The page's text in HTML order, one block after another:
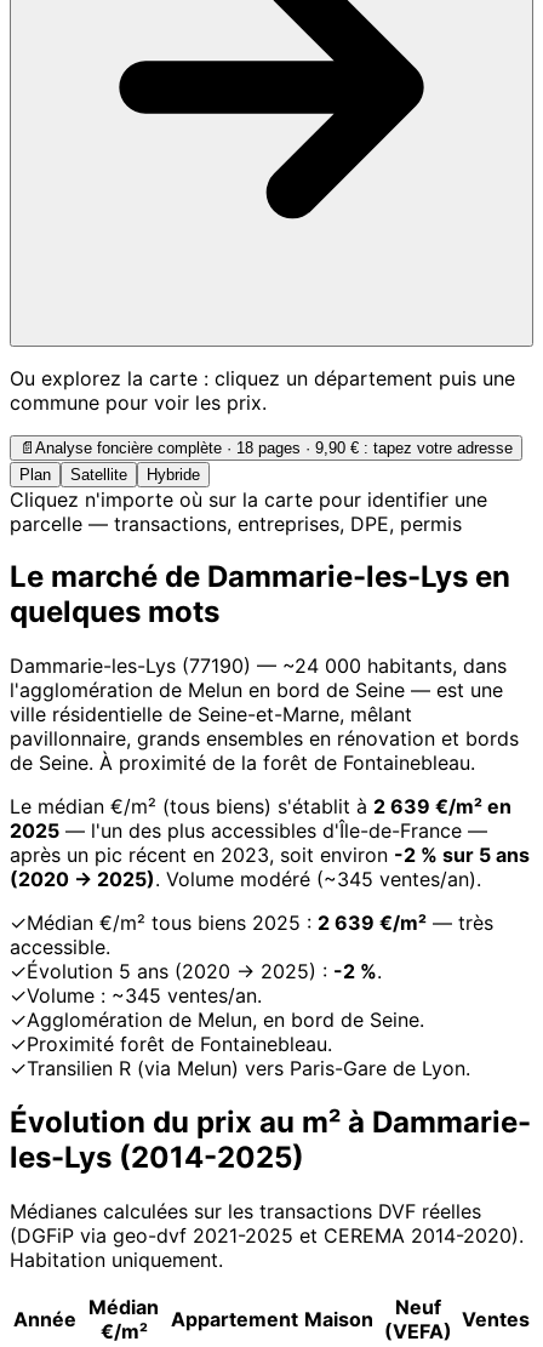
Ou explorez la carte : cliquez un département puis une
commune pour voir les prix.
📄 Analyse foncière complète · 18 pages · 9,90 € : tapez votre adresse
Plan
Satellite Hybride
Cliquez n'importe où sur la carte pour identifier une
parcelle — transactions, entreprises, DPE, permis
Le marché de Dammarie-les-Lys en
quelques mots
Dammarie-les-Lys (77190) — ~24 000 habitants, dans
l'agglomération de Melun en bord de Seine — est une
ville résidentielle de Seine-et-Marne, mêlant
pavillonnaire, grands ensembles en rénovation et bords
de Seine. À proximité de la forêt de Fontainebleau.
Le médian €/m² (tous biens) s'établit à 2 639 €/m² en
2025 — l'un des plus accessibles d'Île-de-France —
après un pic récent en 2023, soit environ -2 % sur 5 ans
(2020 → 2025). Volume modéré (~345 ventes/an).
✓Médian €/m² tous biens 2025 : 2 639 €/m² — très
accessible.
✓Évolution 5 ans (2020 → 2025) : -2 %.
✓Volume : ~345 ventes/an.
✓Agglomération de Melun, en bord de Seine.
✓Proximité forêt de Fontainebleau.
✓Transilien R (via Melun) vers Paris-Gare de Lyon.
Évolution du prix au m² à Dammarie-
les-Lys (2014-2025)
Médianes calculées sur les transactions DVF réelles
(DGFiP via geo-dvf 2021-2025 et CEREMA 2014-2020).
Habitation uniquement.
Année Médian
€/m²
Appartement Maison
Neuf
(VEFA) Ventes